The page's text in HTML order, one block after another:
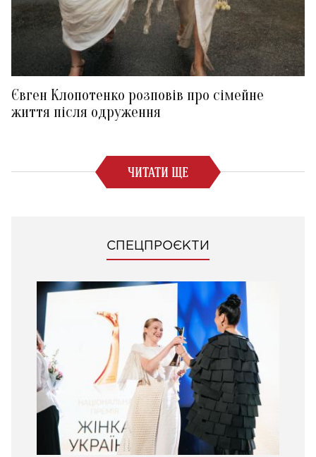
Євген Клопотенко розповів про сімейне
життя після одруження
ЧИТАТИ ЩЕ
СПЕЦПРОЄКТИ